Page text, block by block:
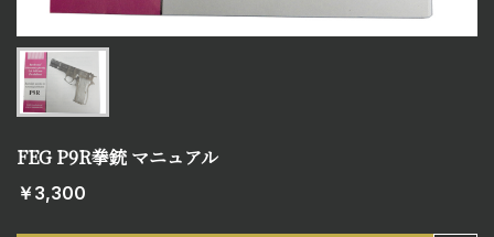
FEG P9R拳銃 マニュアル
￥3,300